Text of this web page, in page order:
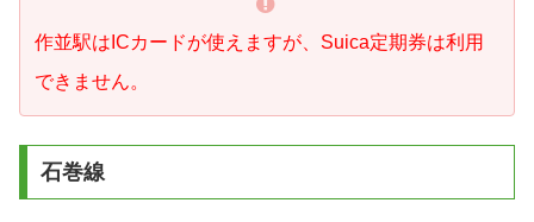
作並駅はICカードが使えますが、Suica定期券は利用
できません。
石巻線